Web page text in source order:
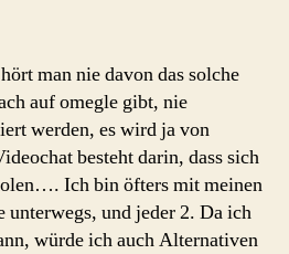
man nie davon das solche
auf omegle gibt, nie
werden, es wird ja von
besteht darin, dass sich
Ich bin öfters mit meinen
unterwegs, und jeder 2. Da ich
würde ich auch Alternativen